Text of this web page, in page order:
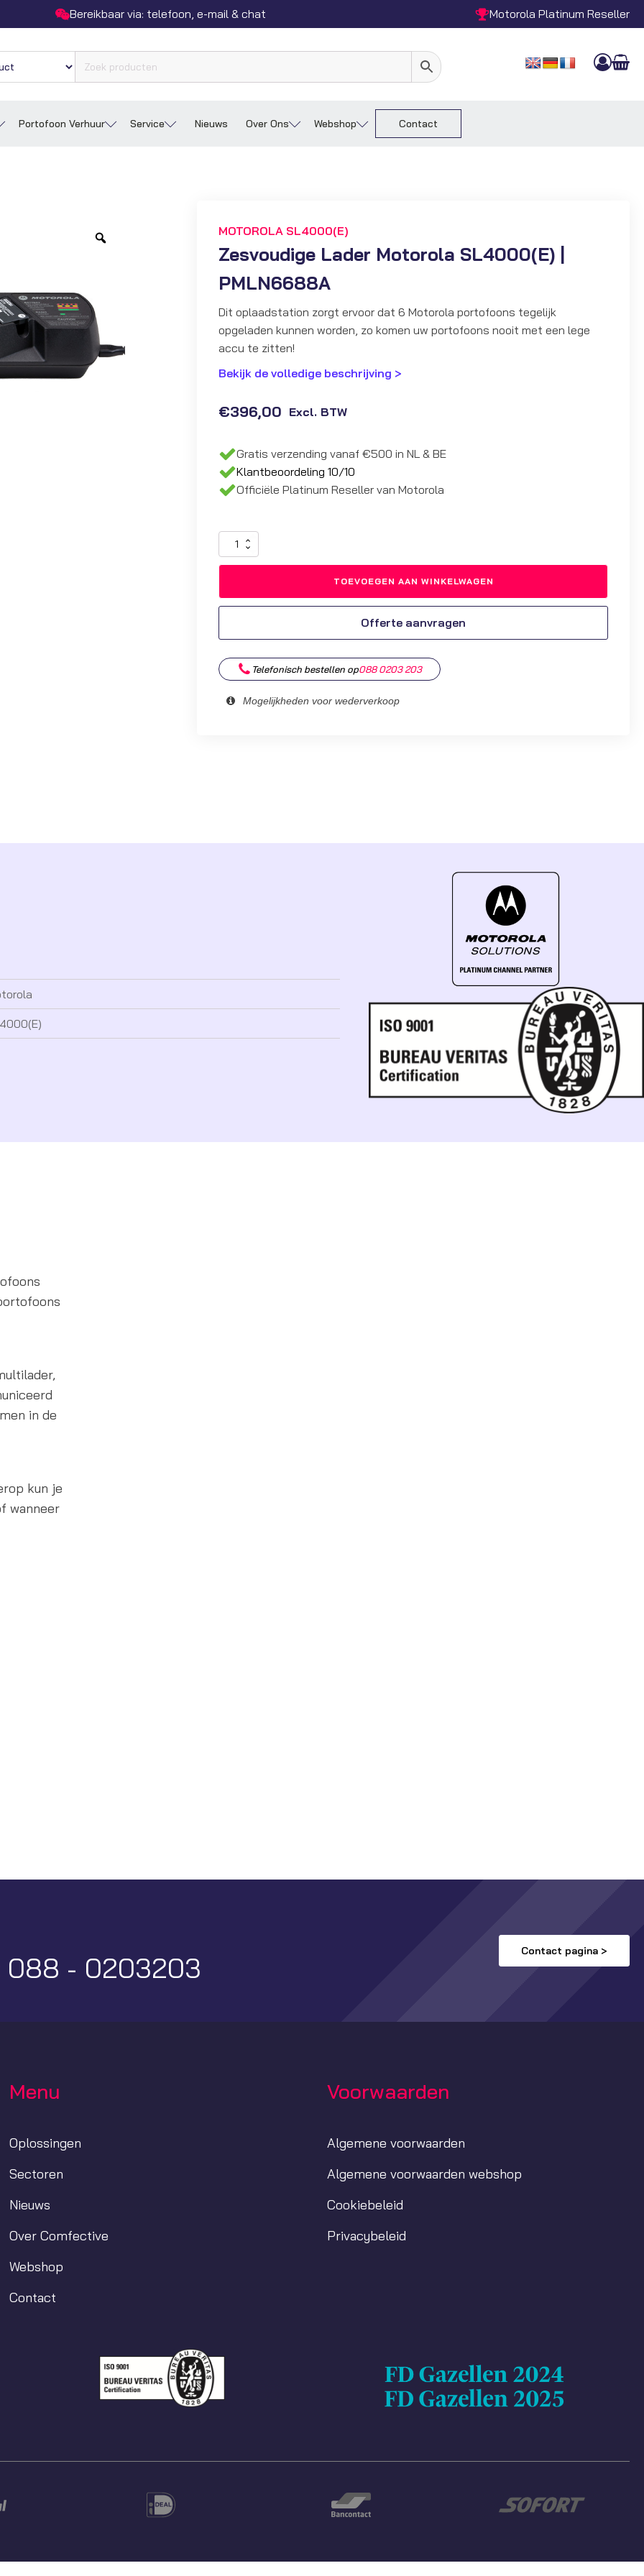
Bereikbaar via: telefoon, e-mail & chat Motorola Platinum Reseller
Portofoon Verhuur Service Nieuws Over Ons Webshop Contact
MOTOROLA SL4000(E)
Zesvoudige Lader Motorola SL4000(E) |
PMLN6688A
Dit oplaadstation zorgt ervoor dat 6 Motorola portofoons tegelijk
opgeladen kunnen worden, zo komen uw portofoons nooit met een lege
accu te zitten!
Bekijk de volledige beschrijving >
€396,00 Excl. BTW
Gratis verzending vanaf €500 in NL & BE
Klantbeoordeling 10/10
Officiële Platinum Reseller van Motorola
Zesvoudige
Lader
|
TOEVOEGEN AAN WINKELWAGEN
Offerte aanvragen
Telefonisch bestellen op088 0203 203
Mogelijkheden voor wederverkoop
in de
kun je
wanneer
088 - 0203203 Contact pagina >
Menu
Oplossingen
Sectoren
Nieuws
Over Comfective
Webshop
Contact
Voorwaarden
Algemene voorwaarden
Algemene voorwaarden webshop
Cookiebeleid
Privacybeleid